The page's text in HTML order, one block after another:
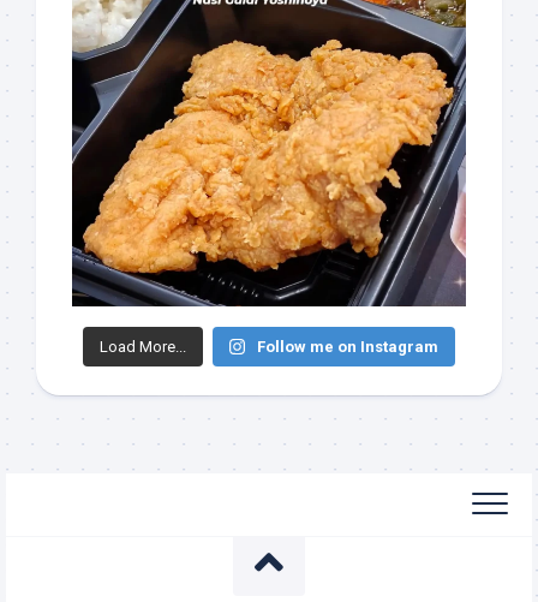
Load More... Follow me on Instagram